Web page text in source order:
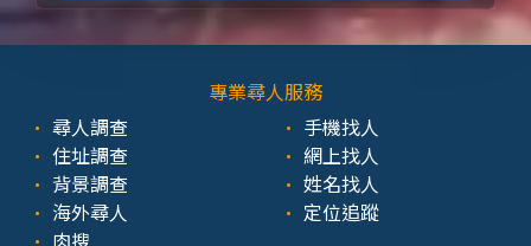
專業尋人服務
尋人調查
住址調查
背景調查
海外尋人
手機找人
網上找人
姓名找人
定位追蹤